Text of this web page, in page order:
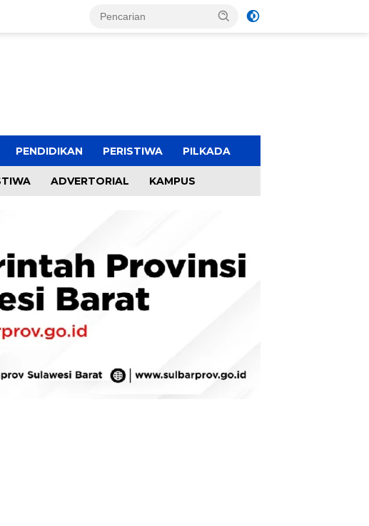
PENDIDIKAN PERISTIWA PILKADA
ADVERTORIAL KAMPUS